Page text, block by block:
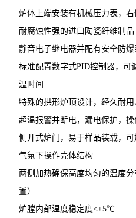
炉体上端安装有机械压力表，
耐腐蚀性强的进口陶瓷纤维制品
静音电子继电器并配有安全防爆
标准配置数字式PID控制器，可
温时间
特殊的拱形炉顶设计，经久耐用
超温报警并断电，漏电保护，
侧开式炉门，易于样品装载，
气氛下操作壳体结构
两侧加热确保高度均匀的温度
置）
炉膛内部温度稳定度<±5℃